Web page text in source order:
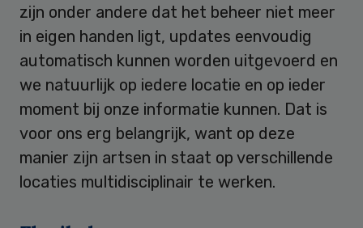
zijn onder andere dat het beheer niet meer
in eigen handen ligt, updates eenvoudig
automatisch kunnen worden uitgevoerd en
we natuurlijk op iedere locatie en op ieder
moment bij onze informatie kunnen. Dat is
voor ons erg belangrijk, want op deze
manier zijn artsen in staat op verschillende
locaties multidisciplinair te werken.